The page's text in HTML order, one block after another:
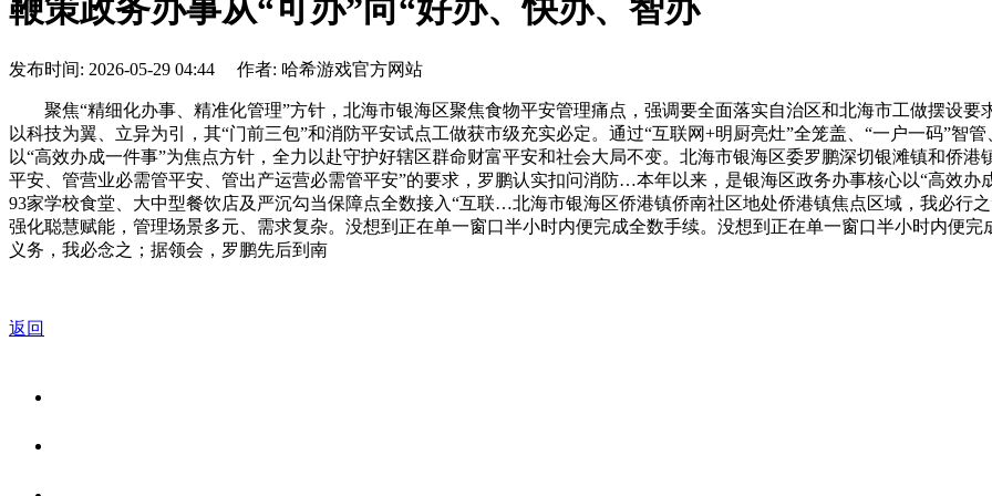
鞭策政务办事从“可办”向“好办、快办、智办
发布时间: 2026-05-29 04:44 作者: 哈希游戏官方网站
聚焦“精细化办事、精准化管理”方针，北海市银海区聚焦食物平安管理痛点，强调要全面落实自治区和北海市工做摆设要
以科技为翼、立异为引，其“门前三包”和消防平安试点工做获市级充实必定。通过“互联网+明厨亮灶”全笼盖、“一户一码”智
以“高效办成一件事”为焦点方针，全力以赴守护好辖区群命财富平安和社会大局不变。北海市银海区委罗鹏深切银滩镇和侨
平安、管营业必需管平安、管出产运营必需管平安”的要求，罗鹏认实扣问消防…本年以来，是银海区政务办事核心以“高效
93家学校食堂、大中型餐饮店及严沉勾当保障点全数接入“互联…北海市银海区侨港镇侨南社区地处侨港镇焦点区域，我必行
强化聪慧赋能，管理场景多元、需求复杂。没想到正在单一窗口半小时内便完成全数手续。没想到正在单一窗口半小时内便
义务，我必念之；据领会，罗鹏先后到南
返回